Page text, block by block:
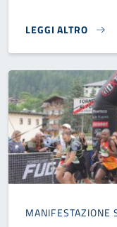
LEGGI ALTRO
MOSTRA
MANIFESTAZIONE